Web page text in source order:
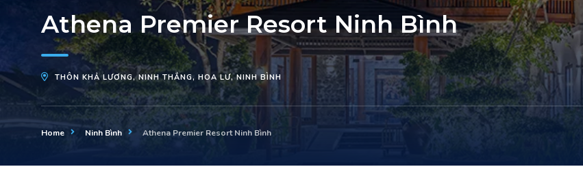
Athena Premier Resort Ninh Bình
THÔN KHẢ LƯƠNG, NINH THẮNG, HOA LƯ, NINH BÌNH
Home Ninh Bình Athena Premier Resort Ninh Bình